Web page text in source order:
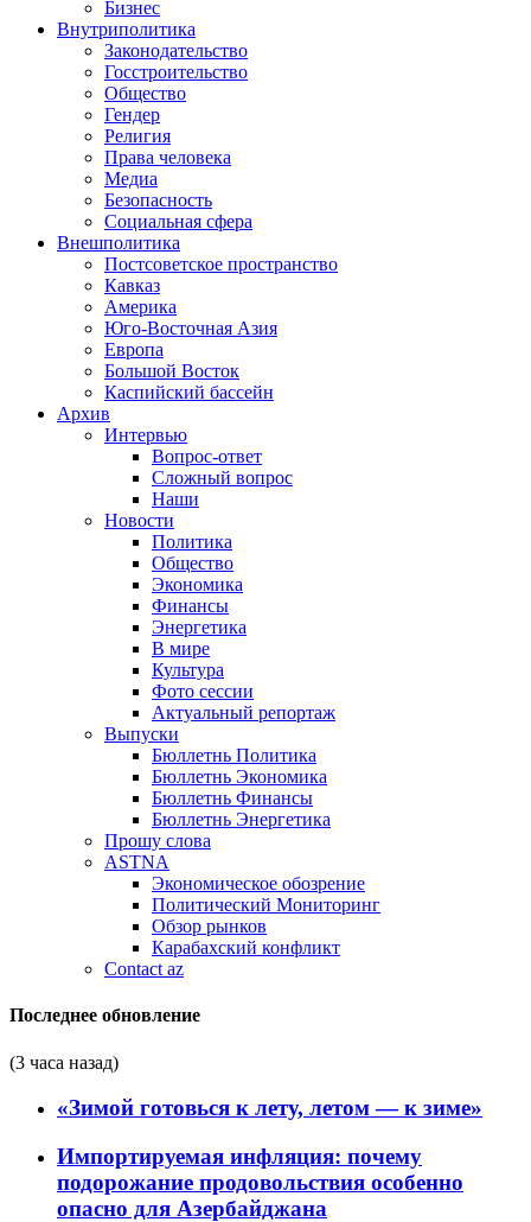
Бизнес
Внутриполитика
Законодательство
Госстроительство
Общество
Гендер
Религия
Права человека
Медиа
Безопасность
Социальная сфера
Внешполитика
Постсоветское пространство
Кавказ
Америка
Юго-Восточная Азия
Европа
Большой Восток
Каспийский бассейн
Архив
Интервью
Вопрос-ответ
Сложный вопрос
Наши
Новости
Политика
Общество
Экономика
Финансы
Энергетика
В мире
Культура
Фото сессии
Актуальный репортаж
Выпуски
Бюллетнь Политика
Бюллетнь Экономика
Бюллетнь Финансы
Бюллетнь Энергетика
Прошу слова
ASTNA
Экономическое обозрение
Политический Мониторинг
Обзор рынков
Карабахский конфликт
Contact az
Последнее обновление
(3 часа назад)
«Зимой готовься к лету, летом — к зиме»
Импортируемая инфляция: почему
подорожание продовольствия особенно
опасно для Азербайджана